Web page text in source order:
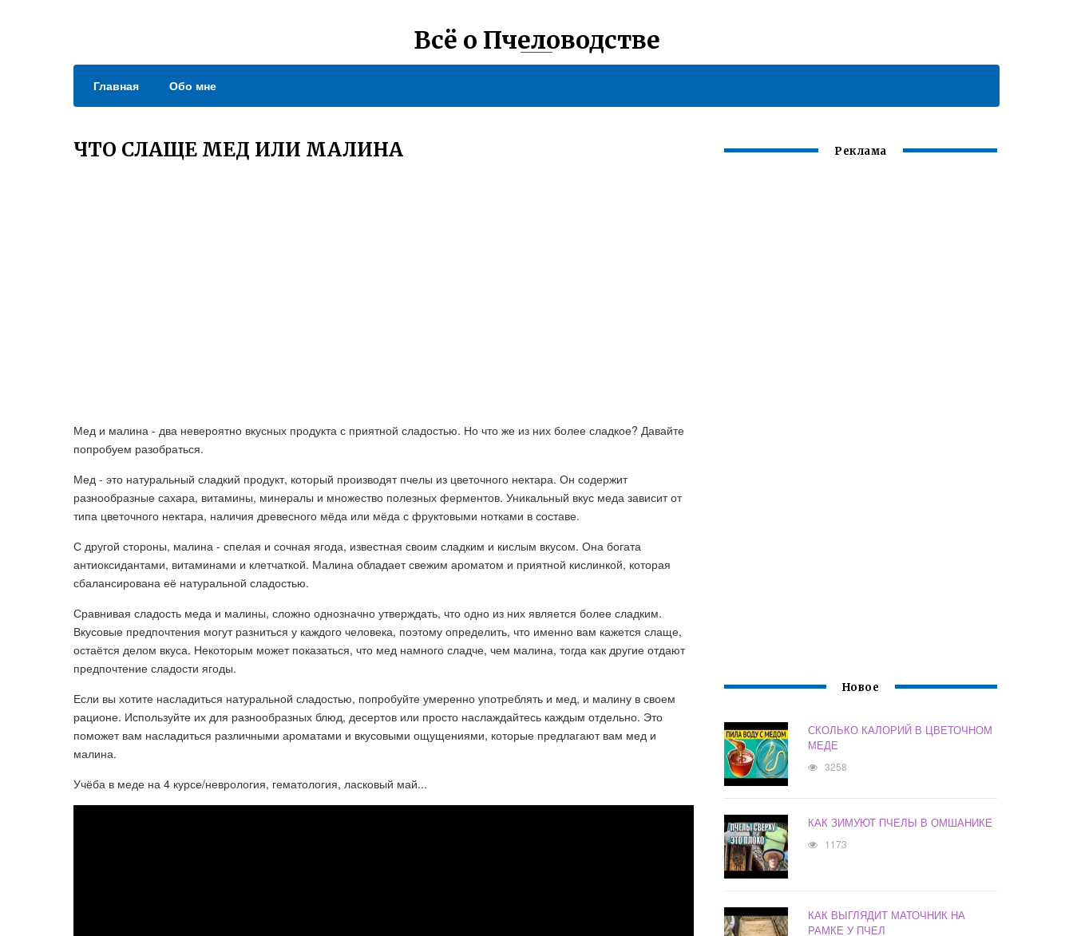
Всё о Пчеловодстве
Главная Обо мне
ЧТО СЛАЩЕ МЕД ИЛИ МАЛИНА
Мед и малина - два невероятно вкусных продукта с приятной сладостью. Но что же из них более сладкое? Давайте
попробуем разобраться.
Мед - это натуральный сладкий продукт, который производят пчелы из цветочного нектара. Он содержит
разнообразные сахара, витамины, минералы и множество полезных ферментов. Уникальный вкус меда зависит от
типа цветочного нектара, наличия древесного мёда или мёда с фруктовыми нотками в составе.
С другой стороны, малина - спелая и сочная ягода, известная своим сладким и кислым вкусом. Она богата
антиоксидантами, витаминами и клетчаткой. Малина обладает свежим ароматом и приятной кислинкой, которая
сбалансирована её натуральной сладостью.
Сравнивая сладость меда и малины, сложно однозначно утверждать, что одно из них является более сладким.
Вкусовые предпочтения могут разниться у каждого человека, поэтому определить, что именно вам кажется слаще,
остаётся делом вкуса. Некоторым может показаться, что мед намного сладче, чем малина, тогда как другие отдают
предпочтение сладости ягоды.
Если вы хотите насладиться натуральной сладостью, попробуйте умеренно употреблять и мед, и малину в своем
рационе. Используйте их для разнообразных блюд, десертов или просто наслаждайтесь каждым отдельно. Это
поможет вам насладиться различными ароматами и вкусовыми ощущениями, которые предлагают вам мед и
малина.
Учёба в меде на 4 курсе/неврология, гематология, ласковый май...
Реклама
Новое
СКОЛЬКО КАЛОРИЙ В ЦВЕТОЧНОМ
МЕДЕ
3258
КАК ЗИМУЮТ ПЧЕЛЫ В ОМШАНИКЕ
1173
КАК ВЫГЛЯДИТ МАТОЧНИК НА
РАМКЕ У ПЧЕЛ